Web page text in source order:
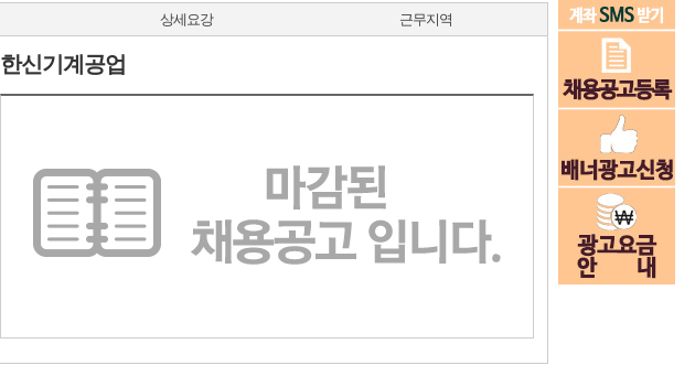
상세요강 근무지역
한신기계공업